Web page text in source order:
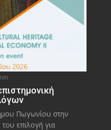
Πωγωνίου στην
του επιλογή για